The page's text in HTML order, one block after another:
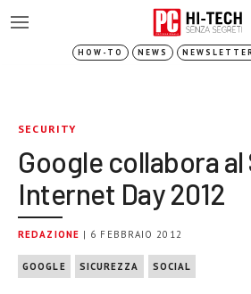
HOW-TO NEWS NEWSLETTER
SECURITY
Google collabora al
Internet Day 2012
REDAZIONE | 6 FEBBRAIO 2012
GOOGLE SICUREZZA SOCIAL